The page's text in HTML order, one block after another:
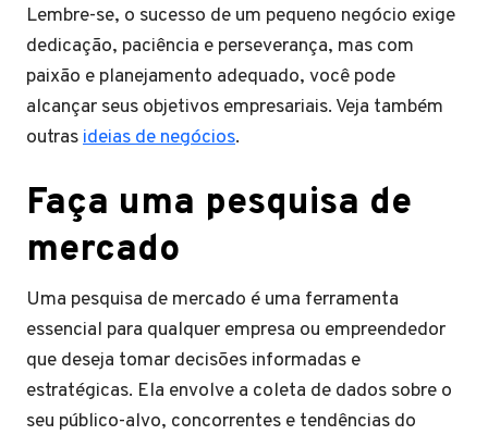
Lembre-se, o sucesso de um pequeno negócio exige
dedicação, paciência e perseverança, mas com
paixão e planejamento adequado, você pode
alcançar seus objetivos empresariais. Veja também
outrasideias de negócios.
Faça uma pesquisa de
mercado
Uma pesquisa de mercado é uma ferramenta
essencial para qualquer empresa ou empreendedor
que deseja tomar decisões informadas e
estratégicas. Ela envolve a coleta de dados sobre o
seu público-alvo, concorrentes e tendências do